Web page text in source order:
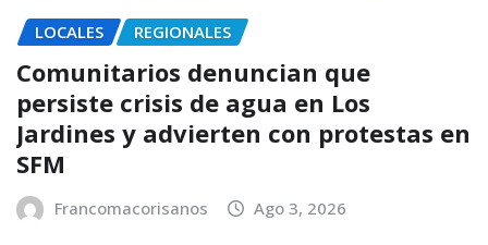
LOCALES REGIONALES
Comunitarios denuncian que
persiste crisis de agua en Los
Jardines y advierten con protestas en
SFM
Francomacorisanos Ago 3, 2026